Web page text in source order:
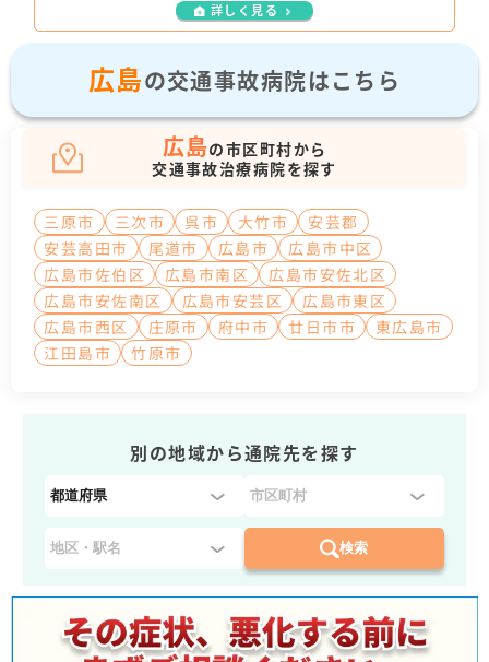
詳しく見る
広島の交通事故病院はこちら
広島の市区町村から
交通事故治療病院を探す
三原市 三次市 呉市 大竹市
安芸郡
安芸高田市
尾道市 広島市
広島市中区
広島市佐伯区
広島市南区
広島市安佐北区
広島市安佐南区
広島市安芸区
広島市東区
広島市西区
庄原市 府中市 廿日市市
東広島市
江田島市
竹原市
別の地域から通院先を探す
都
県
を
選
択
検索